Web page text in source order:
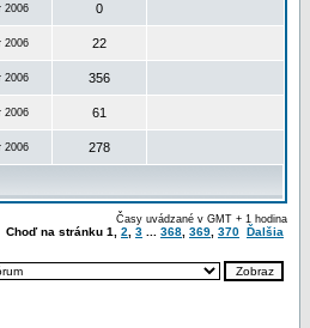
2006 0
2006 22
2006 356
2006 61
2006 278
Časy uvádzané v GMT + 1 hodina
Choď na stránku 1 2 3 368 369 370 Ďalšia